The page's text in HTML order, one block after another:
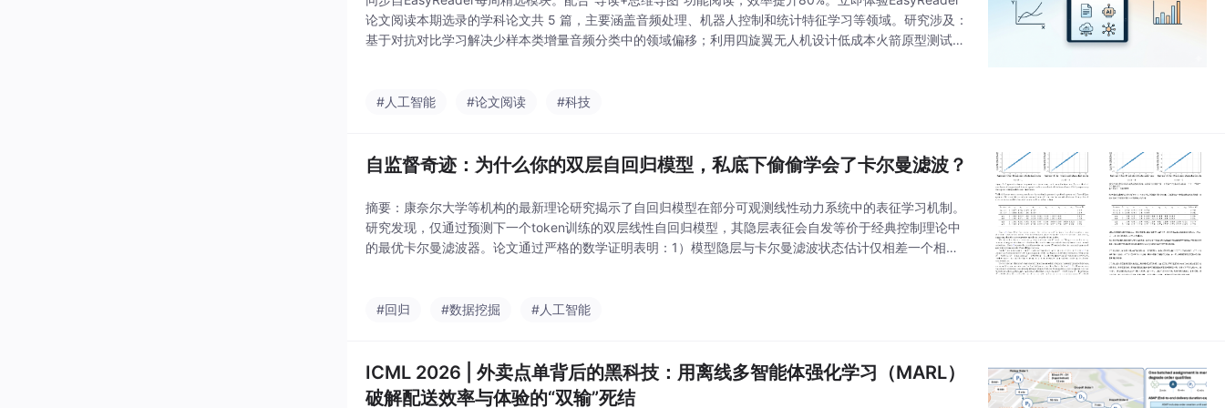
论文阅读本期选录的学科论文共 5 篇，主要涵盖音频处理、机器人控制和统计特征学习等领域。研究涉及：
基于对抗对比学习解决少样本类增量音频分类中的领域偏移；利用四旋翼无人机设计低成本火箭原型测试平
#人工智能 #论文阅读 #科技
自监督奇迹：为什么你的双层自回归模型，私底下偷偷学会了卡尔曼滤波？
摘要：康奈尔大学等机构的最新理论研究揭示了自回归模型在部分可观测线性动力系统中的表征学习机制。
研究发现，仅通过预测下一个token训练的双层线性自回归模型，其隐层表征会自发等价于经典控制理论中
的最优卡尔曼滤波器。论文通过严格的数学证明表明：1）模型隐层与卡尔曼滤波状态估计仅相差一个相似
#回归
#数据挖掘 #人工智能
ICML 2026 | 外卖点单背后的黑科技：用离线多智能体强化学习（MARL）
破解配送效率与体验的“双输”死结